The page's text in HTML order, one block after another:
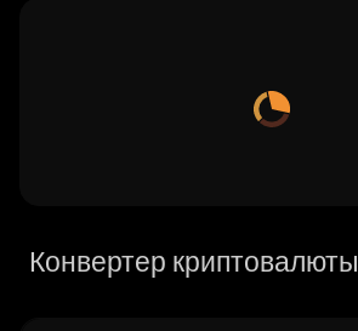
Конвертер криптовалюты